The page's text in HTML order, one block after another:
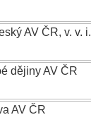
AV ČR, v. v. i.
dějiny AV ČR
AV ČR